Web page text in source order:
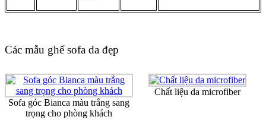
Các mẫu ghế sofa da đẹp
Sofa góc Bianca màu trắng sang
trọng cho phòng khách
Chất liệu da microfiber